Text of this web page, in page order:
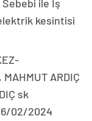
Sebebi ile İş
kesintisi
ARDIÇ
sk
02/2024